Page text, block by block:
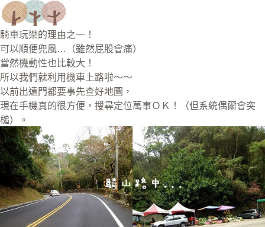
騎車玩樂的理由之一！
可以順便兜風…（雖然屁股會痛）
當然機動性也比較大！
所以我們就利用機車上路啦～～
以前出遠門都要事先查好地圖，
現在手機真的很方便，搜尋定位萬事ＯＫ！（但系統偶爾會突
槌）。